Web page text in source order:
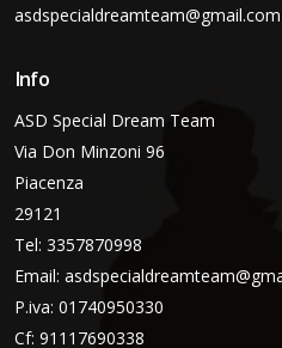
asdspecialdreamteam@gmail.com
Info
ASD Special Dream Team
Via Don Minzoni 96
Piacenza
29121
Tel: 3357870998
Email:
P.iva: 01740950330
Cf: 91117690338